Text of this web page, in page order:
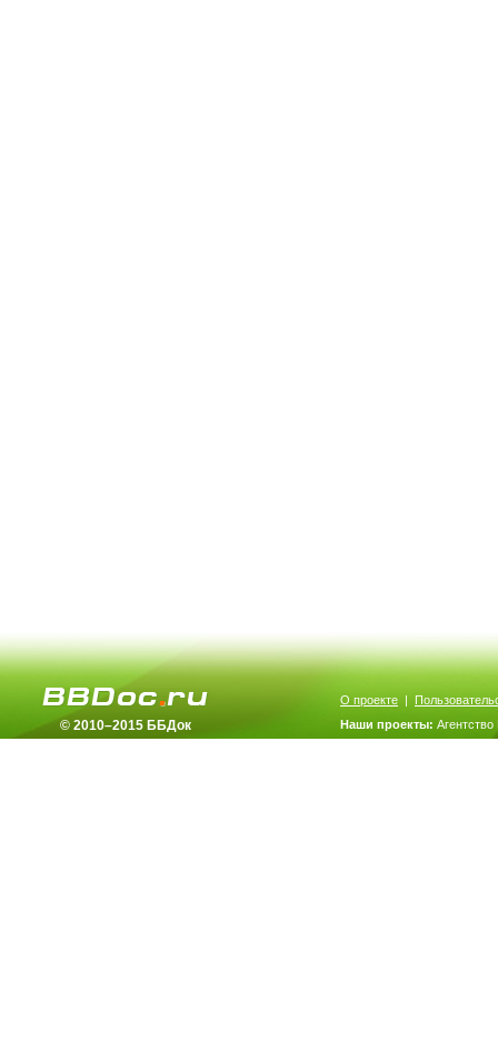
© 2010–2015 ББДок
О проекте |
Наши проекты: